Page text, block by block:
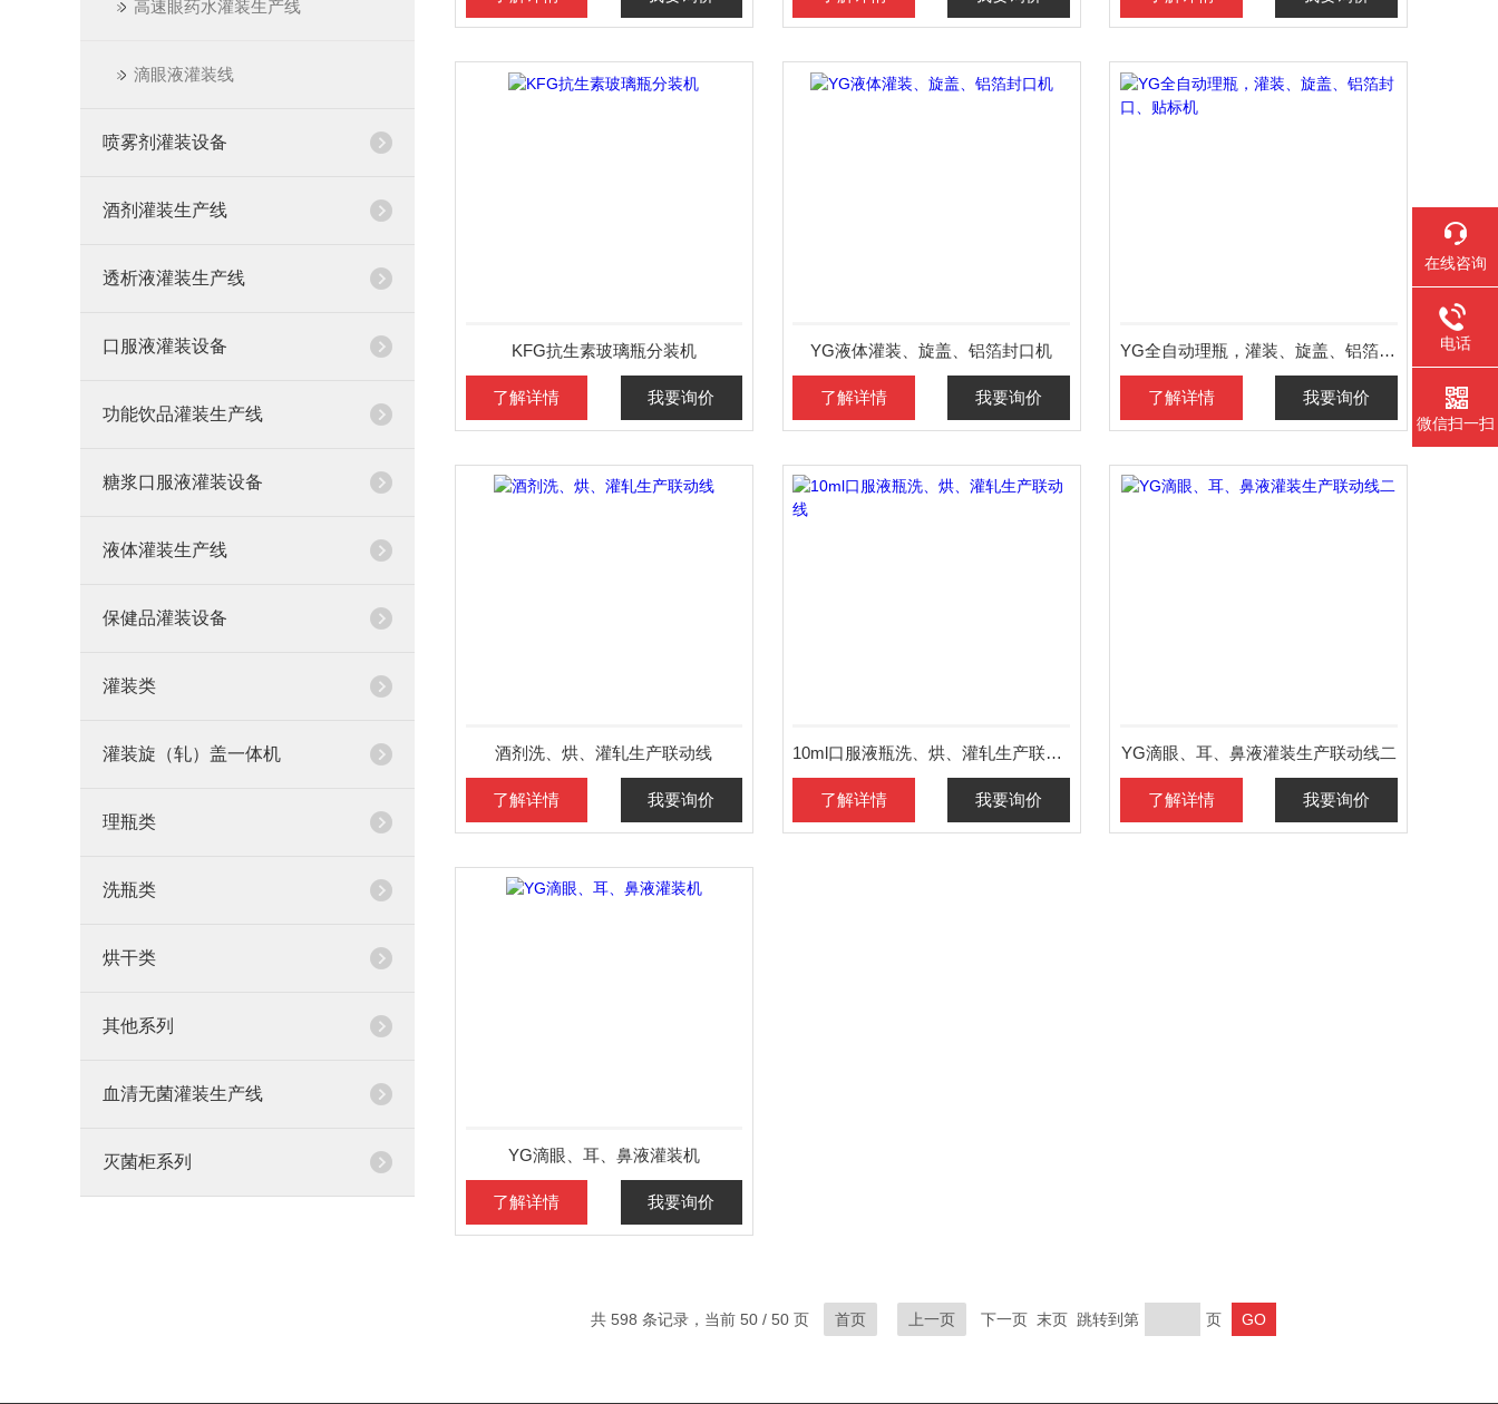
高速眼药水灌装生产线
滴眼液灌装线
喷雾剂灌装设备
酒剂灌装生产线
透析液灌装生产线
口服液灌装设备
功能饮品灌装生产线
糖浆口服液灌装设备
液体灌装生产线
保健品灌装设备
灌装类
灌装旋（轧）盖一体机
理瓶类
洗瓶类
烘干类
其他系列
血清无菌灌装生产线
灭菌柜系列
KFG抗生素玻璃瓶分装机
了解详情 我要询价
YG液体灌装、旋盖、铝箔封口机
了解详情 我要询价
YG全自动理瓶，灌装、旋盖、铝箔封口、贴标机
了解详情 我要询价
酒剂洗、烘、灌轧生产联动线
了解详情 我要询价
10ml口服液瓶洗、烘、灌轧生产联动线
了解详情 我要询价
YG滴眼、耳、鼻液灌装生产联动线二
了解详情 我要询价
YG滴眼、耳、鼻液灌装机
了解详情 我要询价
共 598 条记录，当前 50 / 50 页 首页 上一页 下一页 末页 跳转到第 页
在线咨询
电话
微信扫一扫